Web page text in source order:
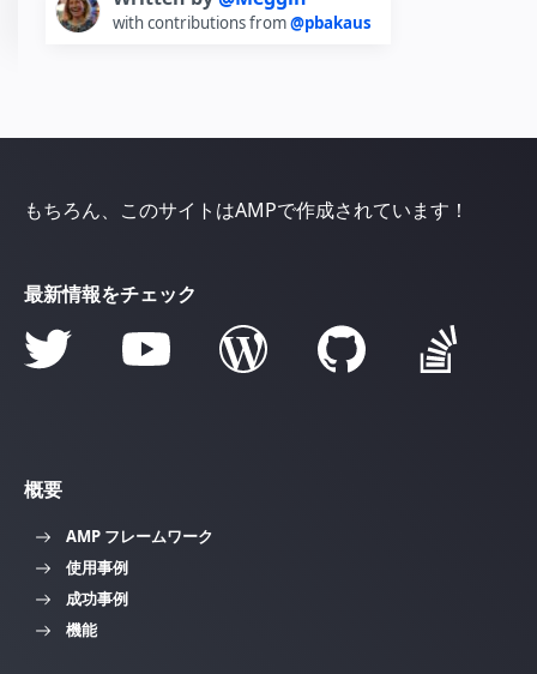
with contributions from@pbakaus
もちろん、このサイトはAMPで作成されています！
最新情報をチェック
概要
AMP フレームワーク
使用事例
成功事例
機能